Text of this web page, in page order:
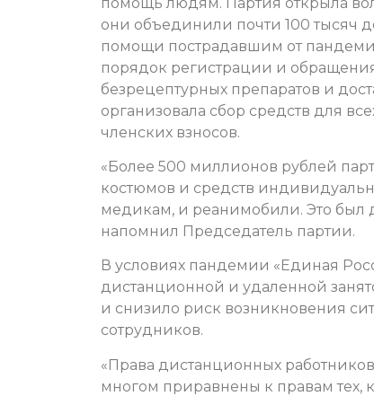
они объединили почти 100 тысяч
помощи пострадавшим от
порядок регистрации и
безрецептурных препаратов и
организовала сбор средств для
членских взносов.
«Более 500 миллионов рублей
костюмов и средств
медикам, и реанимобили. Это был
напомнил Председатель партии.
В условиях пандемии «Единая
дистанционной и удаленной
и снизило риск возникновения
сотрудников.
«Права дистанционных
многом приравнены к правам тех,